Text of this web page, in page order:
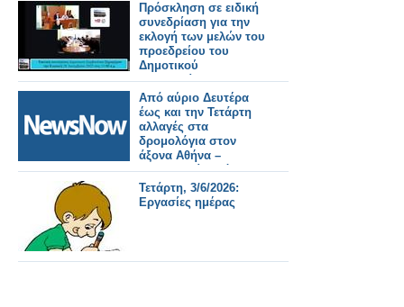
Πρόσκληση σε ειδική
συνεδρίαση για την
εκλογή των μελών του
προεδρείου του
Δημοτικού
Συμβουλίου και της
Δημοτικής Επιτροπής
την Τετάρτη 1 Ιουλίου.
Από αύριο Δευτέρα
έως και την Τετάρτη
αλλαγές στα
δρομολόγια στον
άξονα Αθήνα –
Θεσσαλονίκη λόγω
έργων του ΟΣΕ.
Τετάρτη, 3/6/2026:
Εργασίες ημέρας